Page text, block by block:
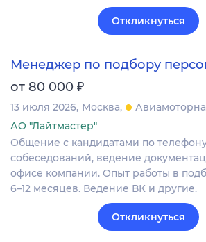
Откликнуться
Менеджер по подбору
от 80 000 ₽
13 июля 2026 Москва
АО "Лайтмастер"
Общение с кандидатами по
собеседований, ведение
офисе компании. Опыт работы в
6–12 месяцев. Ведение ВК и другие.
Откликнуться